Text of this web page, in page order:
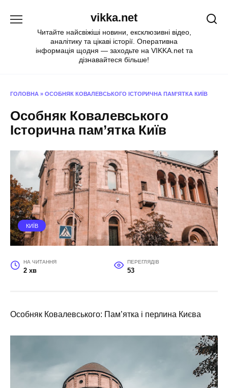
vikka.net
Читайте найсвіжіші новини, ексклюзивні відео,
аналітику та цікаві історії. Оперативна
інформація щодня — заходьте на VIKKA.net та
дізнавайтеся більше!
ГОЛОВНА » ОСОБНЯК КОВАЛЕВСЬКОГО ІСТОРИЧНА ПАМ’ЯТКА КИЇВ
Особняк Ковалевського
Історична пам’ятка Київ
КИЇВ
НА ЧИТАННЯ
2 хв
ПЕРЕГЛЯДІВ
53
Особняк Ковалевського: Пам’ятка і перлина Києва